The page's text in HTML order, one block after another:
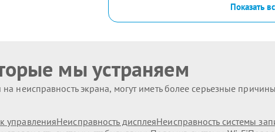
Показать
мы устраняем
неисправность экрана, могут иметь более серьезные
управленияНеисправность дисплеяНеисправность системы